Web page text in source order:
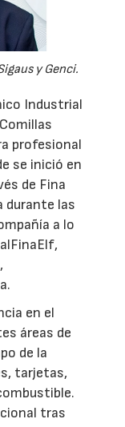
y Genci.
Industrial
profesional
se inició en
de Fina
durante las
a lo
en el
áreas de
de la
tarjetas,
tras